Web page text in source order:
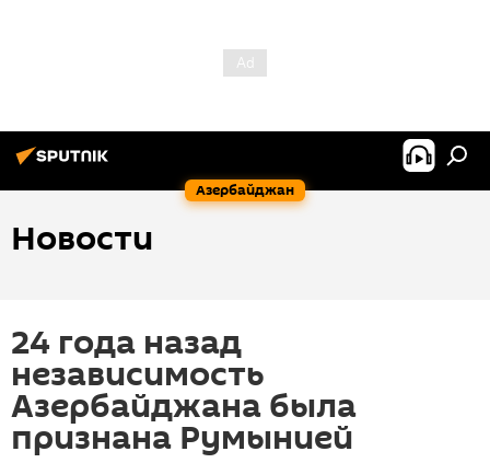
Азербайджан
Новости
24 года назад
независимость
Азербайджана была
признана Румынией